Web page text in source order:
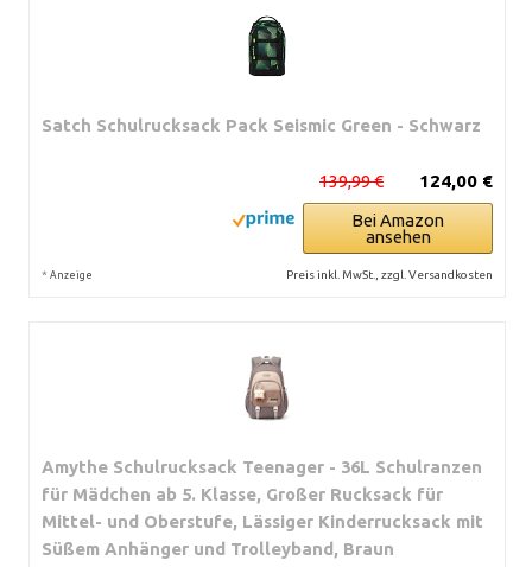
Satch Schulrucksack Pack Seismic Green - Schwarz
124,00 €
139,99 €
Bei Amazon
ansehen
* Anzeige Preis inkl. MwSt., zzgl. Versandkosten
Amythe Schulrucksack Teenager - 36L Schulranzen
für Mädchen ab 5. Klasse, Großer Rucksack für
Mittel- und Oberstufe, Lässiger Kinderrucksack mit
Süßem Anhänger und Trolleyband, Braun